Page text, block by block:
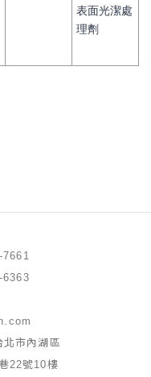
表面光潔處
理劑
市內湖區
22號10樓